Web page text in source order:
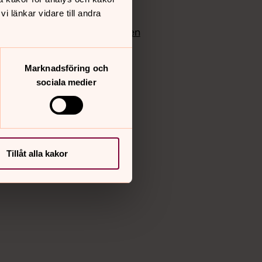
länkar vidare till andra
Marknadsföring och
sociala medier
Tillåt alla kakor
Instagram
Vimeo
Bloggportalen